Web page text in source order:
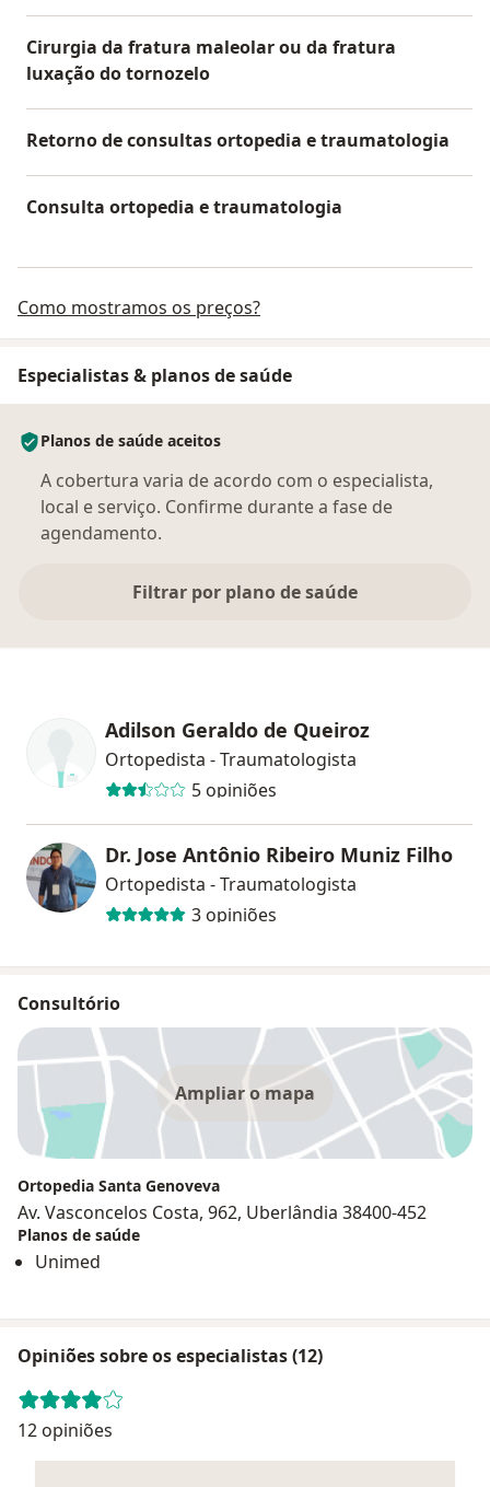
Cirurgia da fratura maleolar ou da fratura
luxação do tornozelo
Retorno de consultas ortopedia e traumatologia
Consulta ortopedia e traumatologia
Como mostramos os preços?
Especialistas & planos de saúde
Planos de saúde aceitos
A cobertura varia de acordo com o especialista,
local e serviço. Confirme durante a fase de
agendamento.
Filtrar por plano de saúde
Adilson Geraldo de Queiroz
Ortopedista - Traumatologista
5 opiniões
Dr. Jose Antônio Ribeiro Muniz Filho
Ortopedista - Traumatologista
3 opiniões
Consultório
Ampliar o mapa
Ortopedia Santa Genoveva
Av. Vasconcelos Costa, 962, Uberlândia 38400-452
Planos de saúde
Unimed
Opiniões sobre os especialistas (12)
12 opiniões